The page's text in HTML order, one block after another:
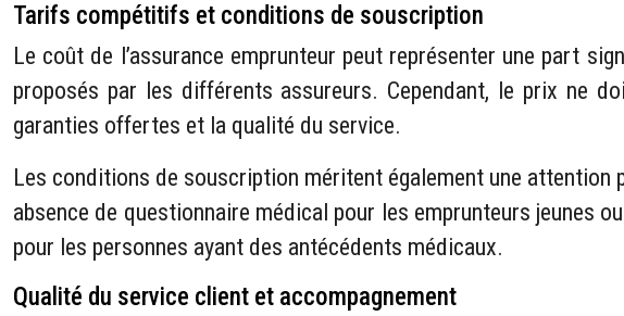
Tarifs compétitifs et conditions de souscription
Le coût de l’assurance emprunteur peut représenter une part
proposés par les différents assureurs. Cependant, le prix ne
garanties offertes et la qualité du service.
Les conditions de souscription méritent également une
absence de questionnaire médical pour les emprunteurs jeunes
pour les personnes ayant des antécédents médicaux.
Qualité du service client et accompagnement